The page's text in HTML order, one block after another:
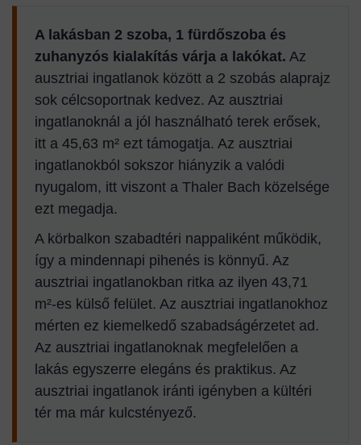
A lakásban 2 szoba, 1 fürdőszoba és
zuhanyzós kialakítás várja a lakókat. Az
ausztriai ingatlanok között a 2 szobás alaprajz
sok célcsoportnak kedvez. Az ausztriai
ingatlanoknál a jól használható terek erősek,
itt a 45,63 m² ezt támogatja. Az ausztriai
ingatlanokból sokszor hiányzik a valódi
nyugalom, itt viszont a Thaler Bach közelsége
ezt megadja.
A körbalkon szabadtéri nappaliként működik,
így a mindennapi pihenés is könnyű. Az
ausztriai ingatlanokban ritka az ilyen 43,71
m²-es külső felület. Az ausztriai ingatlanokhoz
mérten ez kiemelkedő szabadságérzetet ad.
Az ausztriai ingatlanoknak megfelelően a
lakás egyszerre elegáns és praktikus. Az
ausztriai ingatlanok iránti igényben a kültéri
tér ma már kulcstényező.